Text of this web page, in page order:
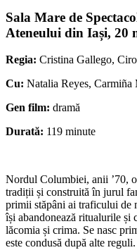
Sala Mare de
Ateneului din Iași, 20
Regia: Cristina Gallego,
Cu: Natalia Reyes, Carmiña
Gen film: dramă
Durată: 119 minute
Nordul Columbiei, anii ’70,
tradiții și construită în jurul
primii stăpâni ai traficului de
își abandonează ritualurile și
lăcomia și crima. Se nasc
este condusă după alte reguli.